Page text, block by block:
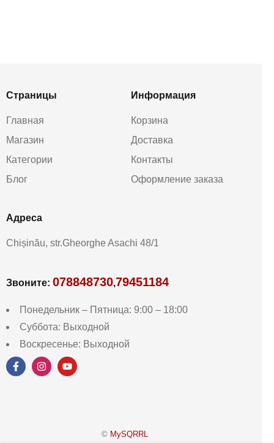
Страницы
Главная
Магазин
Категории
Блог
Информация
Корзина
Доставка
Контакты
Оформление заказа
Aдреса
Chișinău, str.Gheorghe Asachi 48/1
Звоните: 078848730,79451184
Понедельник – Пятница: 9:00 – 18:00
Суббота: Выходной
Воскресенье: Выходной
© MySQRRL